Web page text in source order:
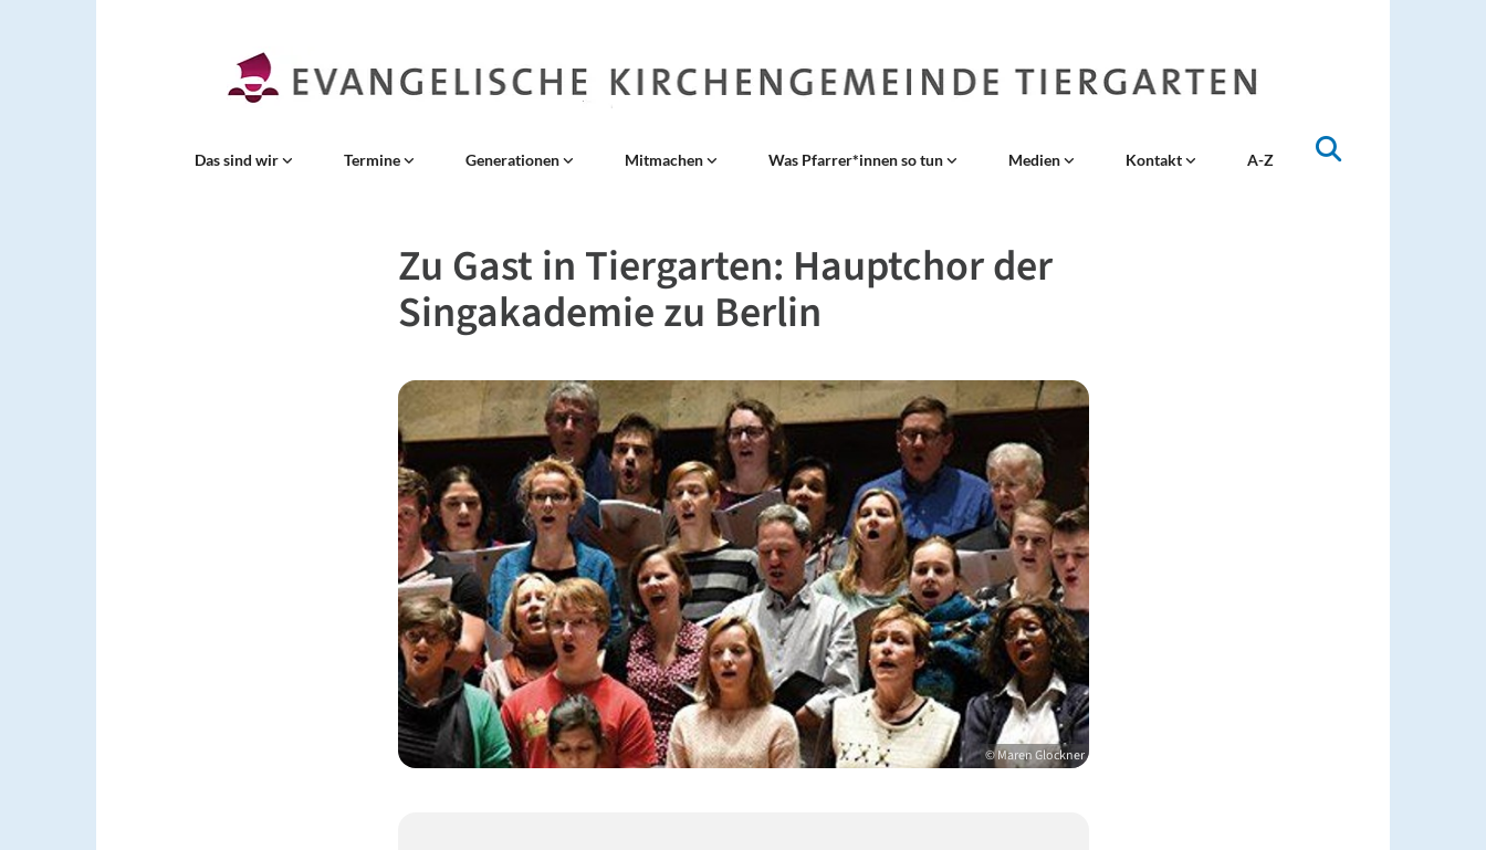
Das sind wir Termine Generationen Mitmachen Was Pfarrer*innen so tun Medien Kontakt A-Z
Zu Gast in Tiergarten: Hauptchor der
Singakademie zu Berlin
© Maren Glockner